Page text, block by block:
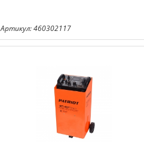
Артикул: 460302117